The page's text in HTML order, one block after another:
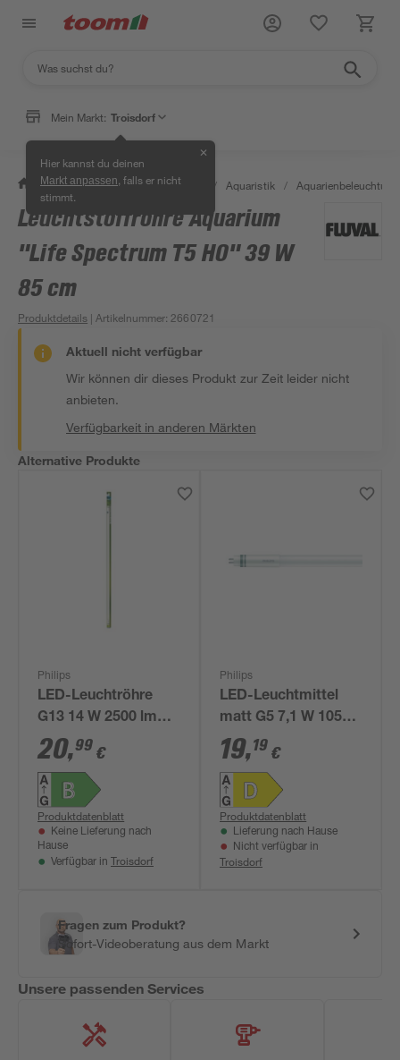
Mein Markt: Troisdorf
Hier kannst du deinen
Markt anpassen , falls er nicht
stimmt.
✕
/ Garten & Freizeit / Tierbedarf / Aquaristik / Aquarienbeleuchtung
Leuchtstoffröhre Aquarium
"Life Spectrum T5 HO" 39 W
85 cm
Produktdetails | Artikelnummer: 2660721
Aktuell nicht verfügbar
Wir können dir dieses Produkt zur Zeit leider nicht
anbieten.
Verfügbarkeit in anderen Märkten
Alternative Produkte
Philips
LED-Leuchtröhre
G13 14 W 2500 lm
tageslichtweiß
20,99 €
Produktdatenblatt
Keine Lieferung nach
Hause
Verfügbar in Troisdorf
Philips
LED-Leuchtmittel
matt G5 7,1 W 1050
lm neutralweiß
19,19 €
Produktdatenblatt
Lieferung nach Hause
Nicht verfügbar in
Troisdorf
Fragen zum Produkt?
Sofort-Videoberatung aus dem Markt
Unsere passenden Services